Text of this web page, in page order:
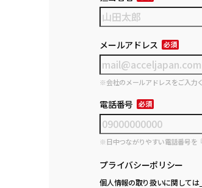
メールアドレス
※会社のメールアドレスをご入力
電話番号
※日中つながりやすい電話番号を
プライバシーポリシー
個人情報の取り扱いに関しては